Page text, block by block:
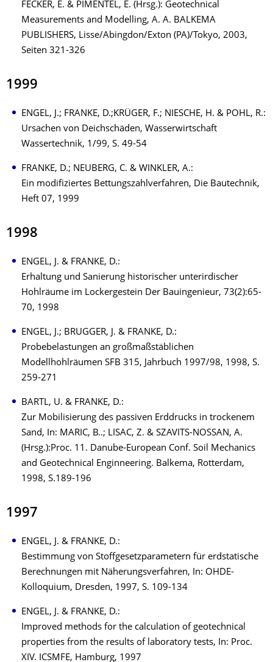
FECKER, E. & PIMENTEL, E. (Hrsg.): Geotechnical
Measurements and Modelling, A. A. BALKEMA
PUBLISHERS, Lisse/Abingdon/Exton (PA)/Tokyo, 2003,
Seiten 321-326
1999
ENGEL, J.; FRANKE, D.;KRÜGER, F.; NIESCHE, H. & POHL, R.:
Ursachen von Deichschäden, Wasserwirtschaft
Wassertechnik, 1/99, S. 49-54
FRANKE, D.; NEUBERG, C. & WINKLER, A.:
Ein modifiziertes Bettungszahlverfahren, Die Bautechnik,
Heft 07, 1999
1998
ENGEL, J. & FRANKE, D.:
Erhaltung und Sanierung historischer unterirdischer
Hohlräume im Lockergestein Der Bauingenieur, 73(2):65-
70, 1998
ENGEL, J.; BRUGGER, J. & FRANKE, D.:
Probebelastungen an großmaßstäblichen
Modellhohlräumen SFB 315, Jahrbuch 1997/98, 1998, S.
259-271
BARTL, U. & FRANKE, D.:
Zur Mobilisierung des passiven Erddrucks in trockenem
Sand, In: MARIC, B..; LISAC, Z. & SZAVITS-NOSSAN, A.
(Hrsg.):Proc. 11. Danube-European Conf. Soil Mechanics
and Geotechnical Enginneering. Balkema, Rotterdam,
1998, S.189-196
1997
ENGEL, J. & FRANKE, D.:
Bestimmung von Stoffgesetzparametern für erdstatische
Berechnungen mit Näherungsverfahren, In: OHDE-
Kolloquium, Dresden, 1997, S. 109-134
ENGEL, J. & FRANKE, D.:
Improved methods for the calculation of geotechnical
properties from the results of laboratory tests, In: Proc.
XIV. ICSMFE, Hamburg, 1997